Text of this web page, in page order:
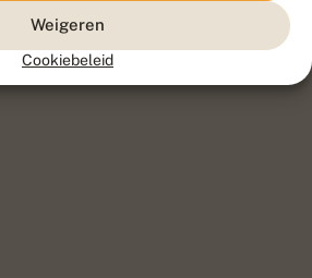
Weigeren
Cookiebeleid